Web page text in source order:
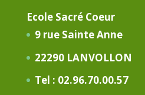
Ecole Sacré Coeur
9 rue Sainte Anne
22290 LANVOLLON
Tel : 02.96.70.00.57